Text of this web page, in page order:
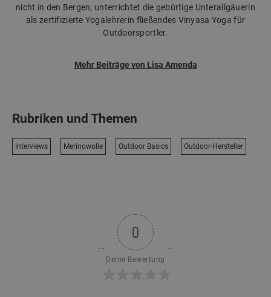
nicht in den Bergen, unterrichtet die gebürtige Unterallgäuerin
als zertifizierte Yogalehrerin fließendes Vinyasa Yoga für
Outdoorsportler.
Mehr Beiträge von Lisa Amenda
Rubriken und Themen
Interviews Merinowolle Outdoor Basics Outdoor-Hersteller
0
Deine Bewertung